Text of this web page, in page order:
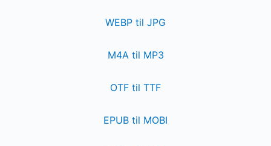
WEBP til JPG
M4A til MP3
OTF til TTF
EPUB til MOBI